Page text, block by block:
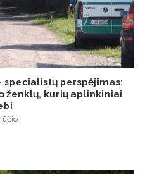
specialistų perspėjimas:
ženklų, kurių aplinkiniai